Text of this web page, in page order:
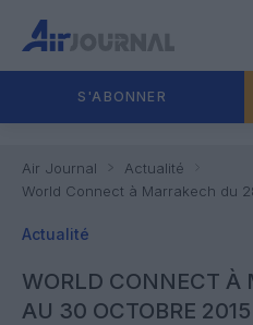
S'ABONNER
Air Journal
Actualité
World Connect à Marrakech du
Actualité
WORLD CONNECT À
AU 30 OCTOBRE 2015